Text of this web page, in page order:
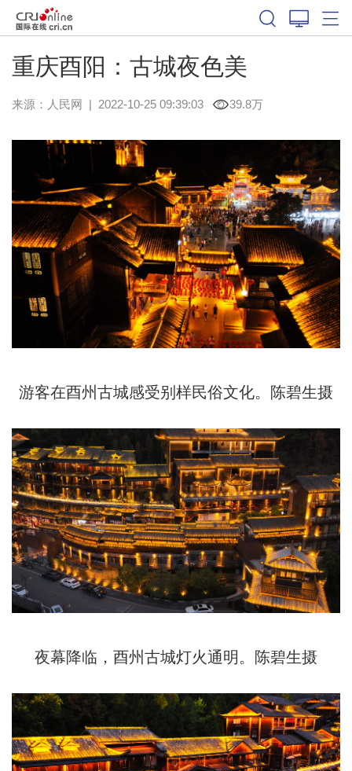
重庆酉阳：古城夜色美
来源： 人民网 | 2022-10-25 09:39:03 39.8万
游客在酉州古城感受别样民俗文化。陈碧生摄
夜幕降临，酉州古城灯火通明。陈碧生摄